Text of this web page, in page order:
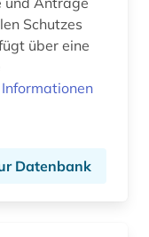
Schutzes
über eine
Datenbank